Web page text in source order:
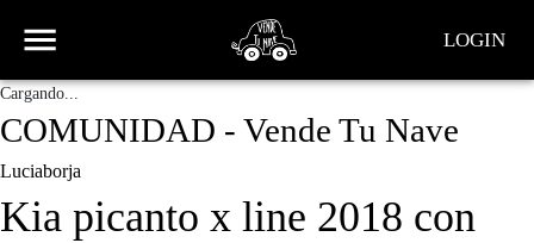
LOGIN
Cargando...
COMUNIDAD - Vende Tu Nave
Luciaborja
Kia picanto x line 2018 con